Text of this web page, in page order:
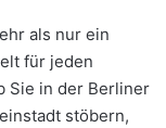
als nur ein
für jeden
Sie in der Berliner
stöbern,